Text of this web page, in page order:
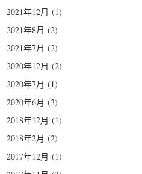
2021年12月 (1)
2021年8月 (2)
2021年7月 (2)
2020年12月 (2)
2020年7月 (1)
2020年6月 (3)
2018年12月 (1)
2018年2月 (2)
2017年12月 (1)